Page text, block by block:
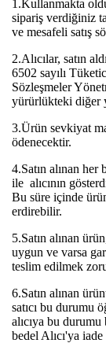
1.Kullanmakta
sipariş verdiğiniz
ve mesafeli satış
2.Alıcılar, satın
6502 sayılı
Sözleşmeler
yürürlükteki diğer
3.Ürün sevkiyat
ödenecektir.
4.Satın alınan
ile alıcının
Bu süre içinde
erdirebilir.
5.Satın alınan
uygun ve varsa
teslim edilmek
6.Satın alınan
satıcı bu durumu
alıcıya bu
bedel Alıcı'ya